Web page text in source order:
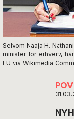
Selvom Naaja H.
minister for erhverv,
EU via Wikimedia